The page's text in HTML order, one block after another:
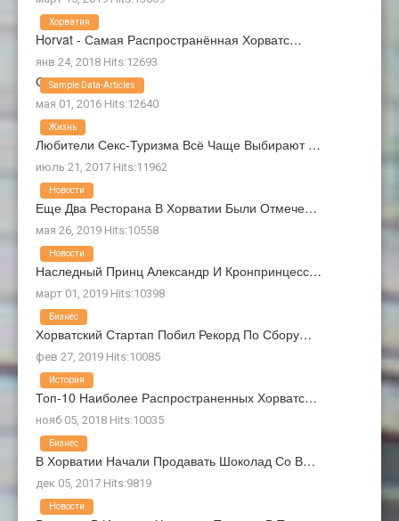
Horvat - Самая Распространённая Хорватс…
янв 24, 2018 Hits:12693
Хорватия
О Нас
мая 01, 2016 Hits:12640
Sample Data-Articles
Любители Секс-Туризма Всё Чаще Выбирают …
июль 21, 2017 Hits:11962
Жизнь
Еще Два Ресторана В Хорватии Были Отмече…
мая 26, 2019 Hits:10558
Новости
Наследный Принц Александр И Кронпринцесс…
март 01, 2019 Hits:10398
Новости
Хорватский Стартап Побил Рекорд По Сбору…
фев 27, 2019 Hits:10085
Бизнес
Топ-10 Наиболее Распространенных Хорватс…
нояб 05, 2018 Hits:10035
История
В Хорватии Начали Продавать Шоколад Со В…
дек 05, 2017 Hits:9819
Бизнес
Новости